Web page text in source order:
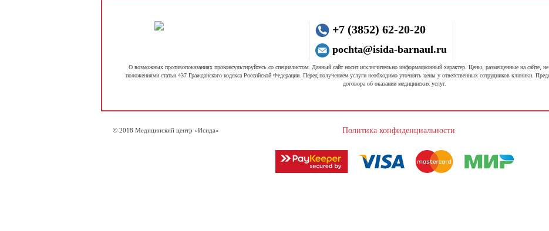
+7 (3852) 62-20-20
pochta@isida-barnaul.ru
О возможных противопоказаниях проконсультируйтесь со специалистом. Данный сайт носит исключительно информационный характер. Цены, размещенные на сайте,
положениями статьи 437 Гражданского кодекса Российской Федерации. Перед получением услуги необходимо уточнять цены у ответственных сотрудников клиники.
договора об оказании медицинских услуг.
© 2018 Медицинский центр «Исида» Политика конфиденциальности